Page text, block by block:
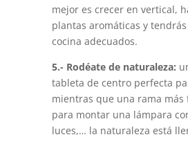
mejor es crecer en vertical,
plantas aromáticas y
cocina adecuados.
5.- Rodéate de naturaleza:
tableta de centro perfecta
mientras que una rama
para montar una lámpara
luces,… la naturaleza está